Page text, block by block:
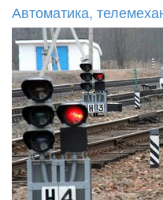
Автоматика,